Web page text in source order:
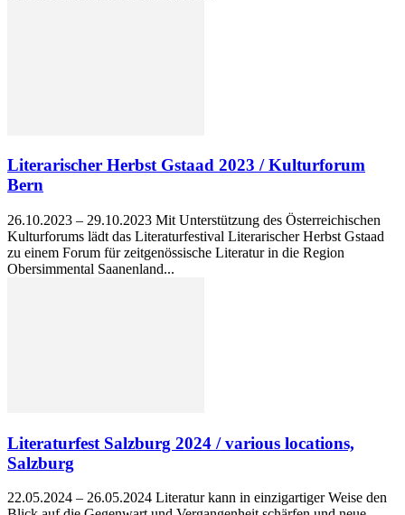
Literarischer Herbst Gstaad 2023 / Kulturforum
Bern
26.10.2023 – 29.10.2023 Mit Unterstützung des Österreichischen
Kulturforums lädt das Literaturfestival Literarischer Herbst Gstaad
zu einem Forum für zeitgenössische Literatur in die Region
Obersimmental Saanenland...
Literaturfest Salzburg 2024 / various locations,
Salzburg
22.05.2024 – 26.05.2024 Literatur kann in einzigartiger Weise den